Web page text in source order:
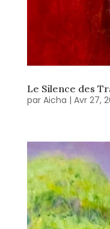
Le Silence des
par Aicha | Avr 27,